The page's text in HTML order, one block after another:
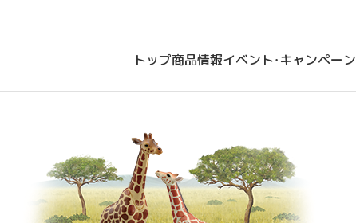
トップ商品情報イベント・キャンペーン